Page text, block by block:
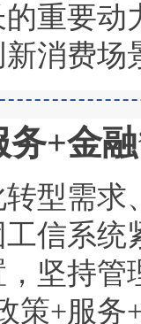
重要动
消费场
务+金
转型需
信系
坚持管
策+服